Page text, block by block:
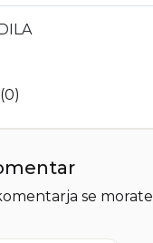
(0)
se morate